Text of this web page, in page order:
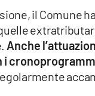
il Comune
Anche
i